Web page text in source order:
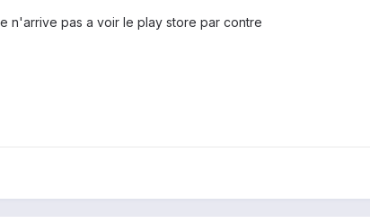
n'arrive pas a voir le play store par contre